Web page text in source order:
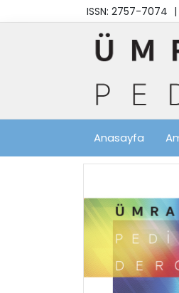
ISSN: 2757-7074 |
Anasayfa